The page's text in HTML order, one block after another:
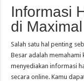
Informasi
di
Salah satu hal penting
Besar adalah memahami
menyediakan informasi
secara online. Kamu